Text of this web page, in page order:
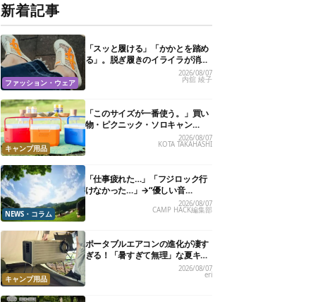
新着記事
ファッション・ウェア
「スッと履ける」「かかとを踏め
る」。脱ぎ履きのイライラが消え
る快適“スニーカーサンダル”6選
2026/08/07
内舘 綾子
キャンプ用品
「このサイズが一番使う。」買い
物・ピクニック・ソロキャン
に“ちょうどいい”小型クーラーボ
ックス13選
2026/08/07
KOTA TAKAHASHI
NEWS・コラム
「仕事疲れた…」「フジロック行
けなかった…」→“優しい音
楽”と“大きな自然”で治癒。まだ間
に合います。
2026/08/07
CAMP HACK編集部
キャンプ用品
ポータブルエアコンの進化が凄す
ぎる！「暑すぎて無理」な夏キャ
ンプを激変させる最新5選2026/08/07
eri